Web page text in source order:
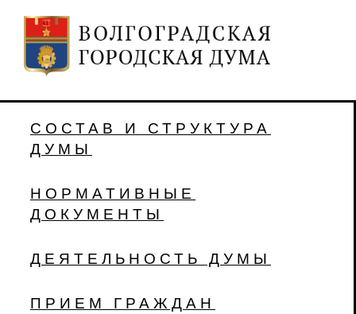
СОСТАВ И СТРУКТУРА
ДУМЫ
НОРМАТИВНЫЕ
ДОКУМЕНТЫ
ДЕЯТЕЛЬНОСТЬ ДУМЫ
ПРИЕМ ГРАЖДАН